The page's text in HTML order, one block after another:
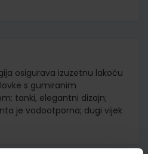
osigurava izuzetnu lakoću
s gumiranim
tanki, elegantni dizajn;
je vodootporna; dugi vijek